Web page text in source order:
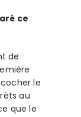
ce
de
le
au
que le